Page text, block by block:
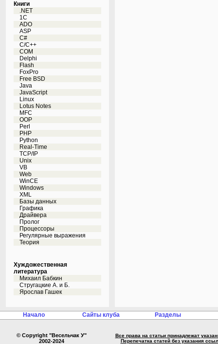
Книги
.NET
1C
ADO
ASP
C#
C/C++
COM
Delphi
Flash
FoxPro
Free BSD
Java
JavaScript
Linux
Lotus Notes
MFC
OOP
Perl
PHP
Python
Real-Time
TCP/IP
Unix
VB
Web
WinCE
Windows
XML
Базы данных
Графика
Драйвера
Пролог
Процессоры
Регулярные выражения
Теория
Хуждожественная
литература
Михаил Бабкин
Стругацкие А. и Б.
Ярослав Гашек
Начало Сайты клуба Разделы
© Copyright "Весельчак У"
2002-2024
Все права на статьи принадлежат
Перепечатка статей без указания